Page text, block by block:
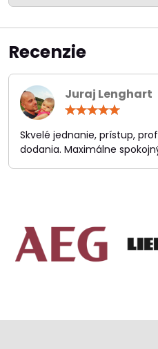
Recenzie
Juraj Lenghart
/
Skvelé jednanie, prístup,
dodania. Maximálne